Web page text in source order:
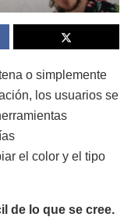
o simplemente
los usuarios se
el color y el tipo
de lo que se cree.